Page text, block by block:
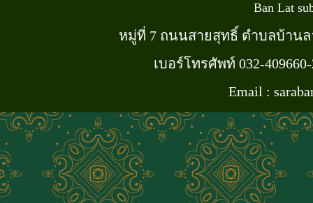
Ban Lat
หมู่ที่ 7 ถนนสายสุทธิ์ ตำบลบ้านล
เบอร์โทรศัพท์ 032-
Email :